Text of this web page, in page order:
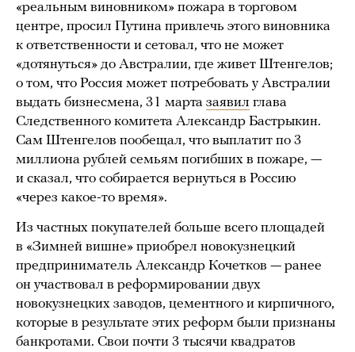
«реальным виновником» пожара в торговом
центре, просил Путина привлечь этого виновника
к ответственности и сетовал, что не может
«дотянуться» до Австралии, где живет Штенгелов;
о том, что Россия может потребовать у Австралии
выдать бизнесмена, 31 марта заявил глава
Следственного комитета Александр Бастрыкин.
Сам Штенгелов пообещал, что выплатит по 3
миллиона рублей семьям погибших в пожаре, —
и сказал, что собирается вернуться в Россию
«через какое-то время».
Из частных покупателей больше всего площадей
в «Зимней вишне» приобрел новокузнецкий
предприниматель Александр Кочетков — ранее
он участвовал в реформировании двух
новокузнецких заводов, цементного и кирпичного,
которые в результате этих реформ были признаны
банкротами. Свои почти 3 тысячи квадратов